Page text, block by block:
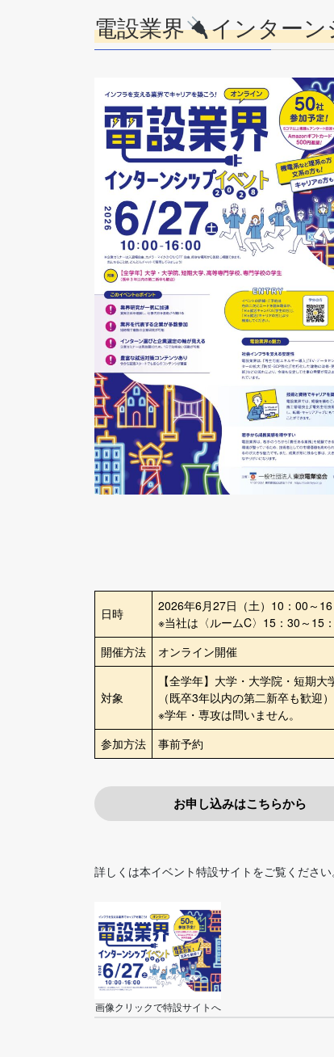
電設業界 インター
日時
2026年6月27日（土）10：00～
※当社は〈ルームC〉15：30～15
開催方法
オンライン開催
対象
【全学年】大学・大学院・短期
（既卒3年以内の第二新卒も歓迎）
※学年・専攻は問いません。
参加方法
事前予約
お申し込みはこちらから
詳しくは本イベント特設サイトをご覧ください
画像クリックで特設サイトへ